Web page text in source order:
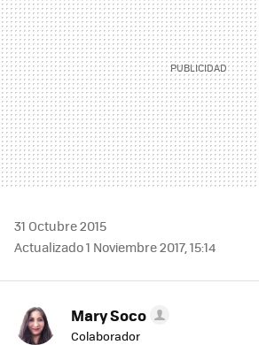
31 Octubre 2015
Actualizado 1 Noviembre 2017, 15:14
Mary Soco
Colaborador